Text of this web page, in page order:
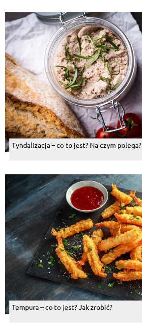
Tyndalizacja – co to jest? Na czym polega?
Tempura – co to jest? Jak zrobić?